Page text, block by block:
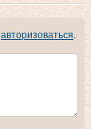
авторизоваться.